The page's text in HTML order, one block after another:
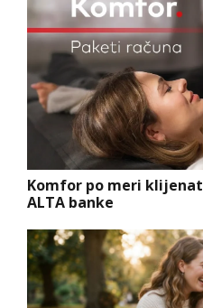
Komfor po meri
ALTA banke